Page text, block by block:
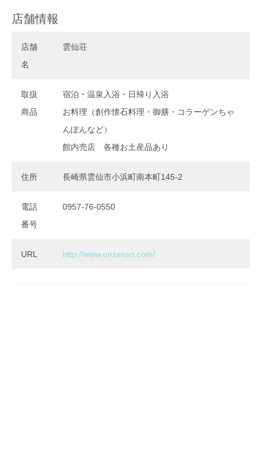
店舗情報
店舗
名
雲仙荘
取扱
商品
宿泊・温泉入浴・日帰り入浴
お料理（創作懐石料理・御膳・コラーゲンちゃ
んぽんなど）
館内売店 各種お土産品あり
住所 長崎県雲仙市小浜町南本町145-2
電話
番号
0957-76-0550
URL http://www.unzenso.com/